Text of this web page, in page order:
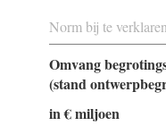
Norm bij te
Omvang
(stand
in € miljoen